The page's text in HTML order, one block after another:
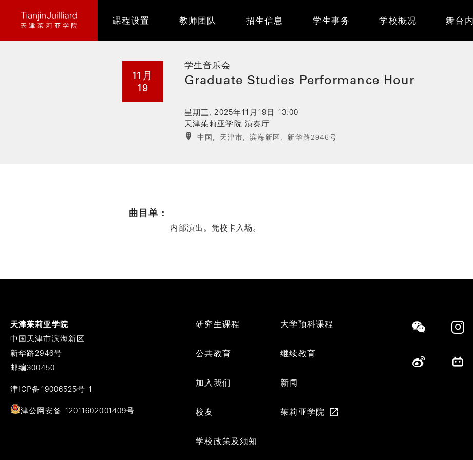
navigation
课程设置 教师团队 招生信息 学生事务 学校概况 舞台
11月
19
学生音乐会
Graduate Studies Performance Hour
星期三, 2025年11月19日 13:00
天津茱莉亚学院 演奏厅
中国, 天津市, 滨海新区, 新华路2946号
曲目单：
内部演出。凭校卡入场。
天津茱莉亚学院
中国天津市滨海新区
新华路2946号
邮编300450
津ICP备19006525号-1
津公网安备 12011602001409号
Footer
研究生课程 大学预科课程
公共教育 继续教育
加入我们 新闻
校友 茱莉亚学院
学校政策及须知
Social